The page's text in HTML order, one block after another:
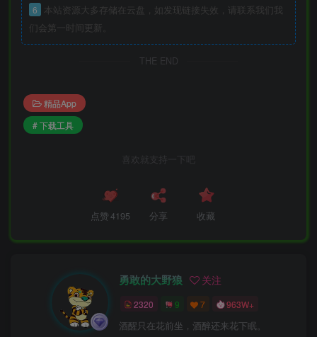
6
本站资源大多存储在云盘，如发现链接失效，请联系我们我
们会第一时间更新。
THE END
精品App
# 下载工具
喜欢就支持一下吧
点赞4195 分享 收藏
勇敢的大野狼 关注
2320 9 7 963W+
酒醒只在花前坐，酒醉还来花下眠。